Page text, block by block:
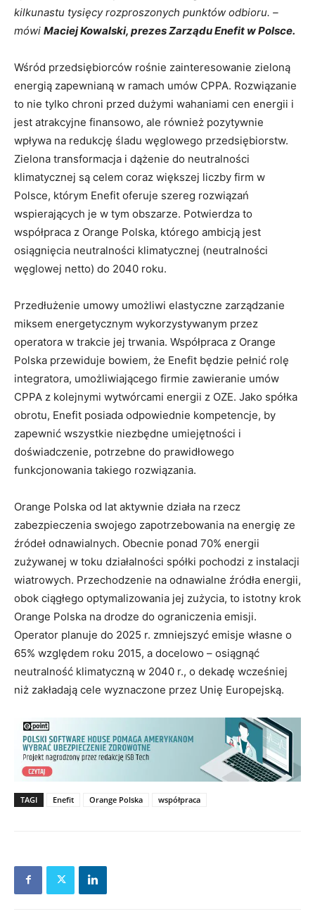
kilkunastu tysięcy rozproszonych punktów odbioru. –
mówi Maciej Kowalski, prezes Zarządu Enefit w Polsce.
Wśród przedsiębiorców rośnie zainteresowanie zieloną
energią zapewnianą w ramach umów CPPA. Rozwiązanie
to nie tylko chroni przed dużymi wahaniami cen energii i
jest atrakcyjne finansowo, ale również pozytywnie
wpływa na redukcję śladu węglowego przedsiębiorstw.
Zielona transformacja i dążenie do neutralności
klimatycznej są celem coraz większej liczby firm w
Polsce, którym Enefit oferuje szereg rozwiązań
wspierających je w tym obszarze. Potwierdza to
współpraca z Orange Polska, którego ambicją jest
osiągnięcia neutralności klimatycznej (neutralności
węglowej netto) do 2040 roku.
Przedłużenie umowy umożliwi elastyczne zarządzanie
miksem energetycznym wykorzystywanym przez
operatora w trakcie jej trwania. Współpraca z Orange
Polska przewiduje bowiem, że Enefit będzie pełnić rolę
integratora, umożliwiającego firmie zawieranie umów
CPPA z kolejnymi wytwórcami energii z OZE. Jako spółka
obrotu, Enefit posiada odpowiednie kompetencje, by
zapewnić wszystkie niezbędne umiejętności i
doświadczenie, potrzebne do prawidłowego
funkcjonowania takiego rozwiązania.
Orange Polska od lat aktywnie działa na rzecz
zabezpieczenia swojego zapotrzebowania na energię ze
źródeł odnawialnych. Obecnie ponad 70% energii
zużywanej w toku działalności spółki pochodzi z instalacji
wiatrowych. Przechodzenie na odnawialne źródła energii,
obok ciągłego optymalizowania jej zużycia, to istotny krok
Orange Polska na drodze do ograniczenia emisji.
Operator planuje do 2025 r. zmniejszyć emisje własne o
65% względem roku 2015, a docelowo – osiągnąć
neutralność klimatyczną w 2040 r., o dekadę wcześniej
niż zakładają cele wyznaczone przez Unię Europejską.
TAGI Enefit Orange Polska współpraca